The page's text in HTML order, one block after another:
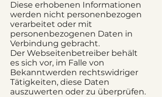
Diese erhobenen Informationen
werden nicht personenbezogen
verarbeitet oder mit
personenbezogenen Daten in
Verbindung gebracht.
Der Webseitenbetreiber behält
es sich vor, im Falle von
Bekanntwerden rechtswidriger
Tätigkeiten, diese Daten
auszuwerten oder zu überprüfen.